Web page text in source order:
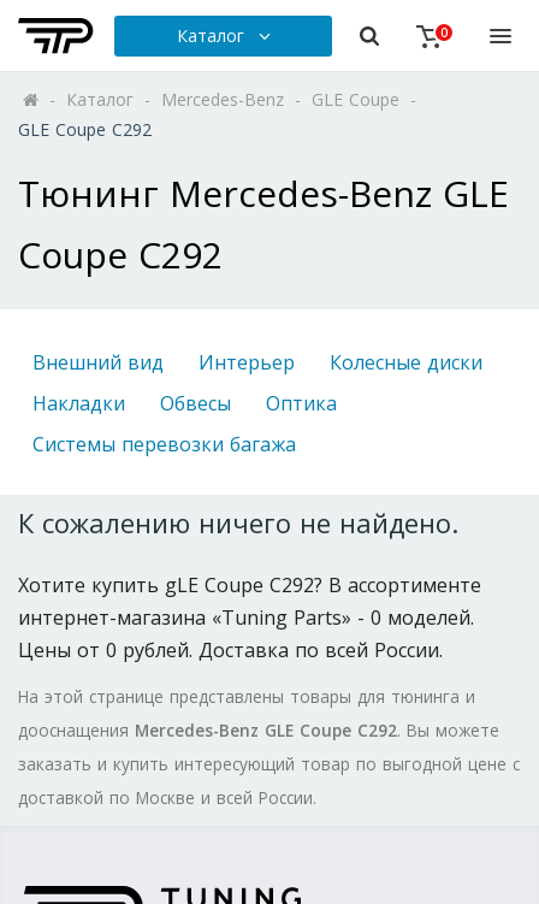
Каталог 0
- Каталог - Mercedes-Benz - GLE Coupe -
GLE Coupe C292
Тюнинг Mercedes-Benz GLE
Coupe C292
Внешний вид Интерьер
Колесные диски
Накладки
Обвесы
Оптика
Системы перевозки багажа
К сожалению ничего не найдено.
Хотите купить gLE Coupe C292? В ассортименте
интернет-магазина «Tuning Parts» - 0 моделей.
Цены от 0 рублей. Доставка по всей России.
На этой странице представлены товары для тюнинга и
дооснащения Mercedes-Benz GLE Coupe C292. Вы можете
заказать и купить интересующий товар по выгодной цене с
доставкой по Москве и всей России.